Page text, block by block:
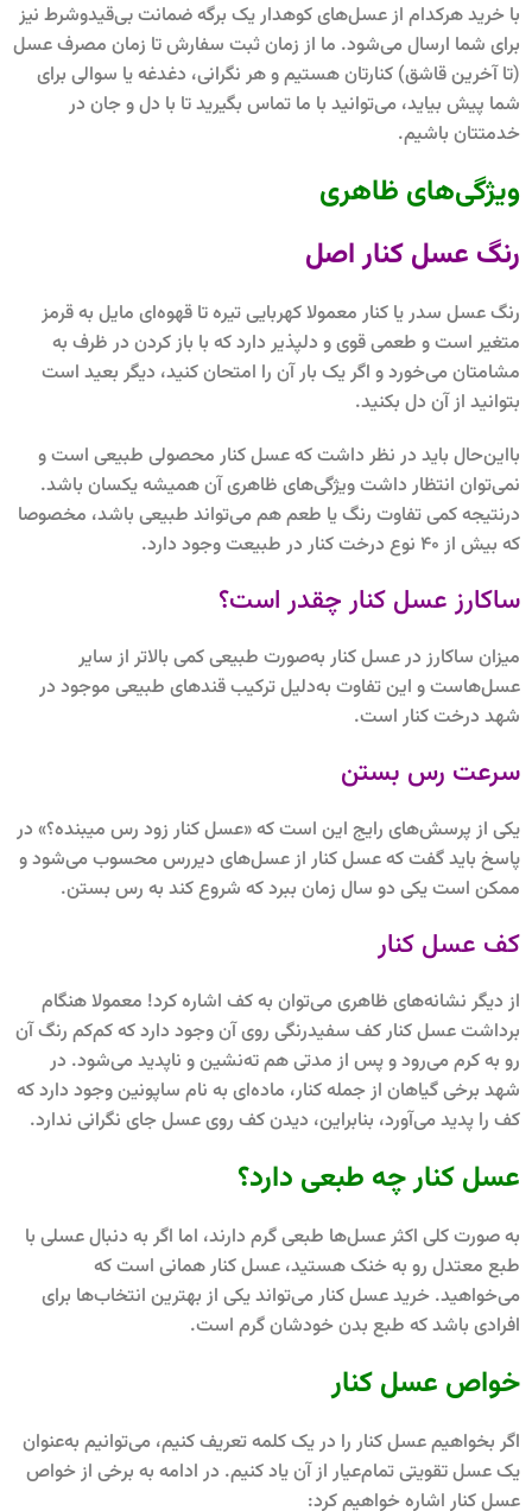
با خرید هرکدام از عسل‌های کوهدار یک برگه ضمانت بی‌قیدوشرط نیز
برای شما ارسال می‎‌شود. ما از زمان ثبت سفارش تا زمان مصرف عسل
(تا آخرین قاشق) کنارتان هستیم و هر نگرانی، دغدغه یا سوالی برای
شما پیش بیاید، می‌توانید با ما تماس بگیرید تا با دل و جان در
خدمتتان باشیم.
ویژگی‌های ظاهری
رنگ عسل کنار اصل
رنگ عسل سدر یا کنار معمولا کهربایی تیره تا قهوه‌ای مایل به قرمز
متغیر است و طعمی قوی و دلپذیر دارد که با باز کردن در ظرف به
مشامتان می‌خورد و اگر یک بار آن را امتحان کنید، دیگر بعید است
بتوانید از آن دل بکنید.
بااین‌حال باید در نظر داشت که عسل کنار محصولی طبیعی است و
نمی‌توان انتظار داشت ویژگی‌های ظاهری آن همیشه یکسان باشد.
درنتیجه کمی تفاوت رنگ یا طعم هم می‌تواند طبیعی باشد، مخصوصا
که بیش از 40 نوع درخت کنار در طبیعت وجود دارد.
ساکارز عسل کنار چقدر است؟
میزان ساکارز در عسل کنار به‌صورت طبیعی کمی بالاتر از سایر
عسل‌هاست و این تفاوت به‌دلیل ترکیب قندهای طبیعی موجود در
شهد درخت کنار است.
سرعت رس بستن
یکی از پرسش‌های رایج این است که «عسل کنار زود رس میبنده؟» در
پاسخ باید گفت که عسل کنار از عسل‌های دیررس محسوب می‌شود و
ممکن است یکی دو سال زمان ببرد که شروع کند به رس بستن.
کف عسل کنار
از دیگر نشانه‌های ظاهری می‌توان به کف اشاره کرد! معمولا هنگام
برداشت عسل کنار کف سفیدرنگی روی آن وجود دارد که کم‌کم رنگ آن
رو به کرم می‌رود و پس از مدتی هم ته‌نشین و ناپدید می‌شود. در
شهد برخی گیاهان از جمله کنار، ماده‌ای به نام ساپونین وجود دارد که
کف را پدید می‌آورد، بنابراین، دیدن کف روی عسل جای نگرانی ندارد.
عسل کنار چه طبعی دارد؟
به صورت کلی اکثر عسل‌ها طبعی گرم دارند، اما اگر به دنبال عسلی با
طبع معتدل‌ رو به خنک هستید، عسل کنار همانی است که
می‌خواهید. خرید عسل کنار می‌تواند یکی از بهترین انتخاب‌ها برای
افرادی باشد که طبع بدن خودشان گرم است.
خواص عسل کنار
اگر بخواهیم عسل کنار را در یک کلمه تعریف کنیم، می‌توانیم به‌عنوان
یک عسل تقویتی تمام‌عیار از آن یاد کنیم. در ادامه به برخی از خواص
عسل کنار اشاره خواهیم کرد: